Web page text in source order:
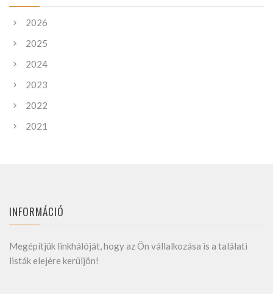
2026
2025
2024
2023
2022
2021
INFORMÁCIÓ
Megépítjük linkhálóját, hogy az Ön vállalkozása is a találati
listák elejére kerüljön!